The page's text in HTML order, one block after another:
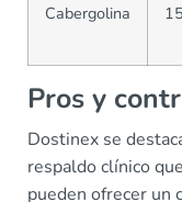
Cabergolina
Pros y
Dostinex se
respaldo clínico
pueden ofrecer un